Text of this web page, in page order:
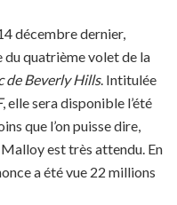
décembre dernier,
du quatrième volet de la
de Beverly Hills. Intitulée
, elle sera disponible l’été
que l’on puisse dire,
est très attendu. En
a été vue 22 millions